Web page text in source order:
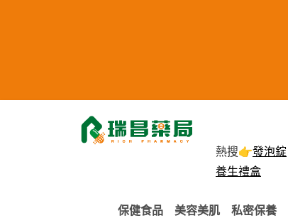
熱搜👉發泡錠
養生禮盒
保健食品 美容美肌 私密保養